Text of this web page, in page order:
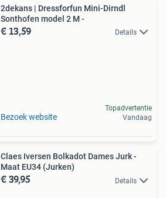
2dekans | Dressforfun Mini-Dirndl
Sonthofen model 2 M -
€ 13,59 Details
Bezoek website
Topadvertentie
Vandaag
Claes Iversen Bolkadot Dames Jurk -
Maat EU34 (Jurken)
€ 39,95 Details